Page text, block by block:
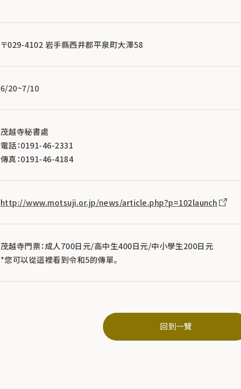
〒029-4102 岩手縣西井郡平泉町大澤58
6/20~7/10
茂越寺秘書處
電話：0191-46-2331
傳真：0191-46-4184
http://www.motsuji.or.jp/news/article.php?p=102launch
茂越寺門票：成人700日元/高中生400日元/中小學生200日元
*您可以從這裡看到令和5的傳單。
回到一覽